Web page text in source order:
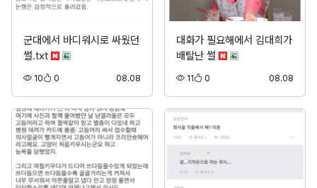
군대에서 바디워시로 싸웠던
썰.txt
10조회0 08.08
대화가 필요해에서 김대희가
배탈난 썰
11조회0 08.08